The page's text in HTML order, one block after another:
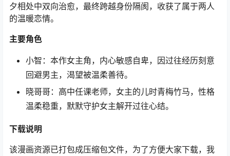
夕相处中双向治愈，最终跨越身份隔阂，收获了属于两人
的温暖恋情。
主要角色
小智：本作女主角，内心敏感自卑，因过往经历刻意
回避男主，渴望被温柔善待。
晓哥哥：高中任课老师，女主的儿时青梅竹马，性格
温柔稳重，默默守护女主解开过往心结。
下载说明
该漫画资源已打包成压缩包文件，为了方便大家下载，我